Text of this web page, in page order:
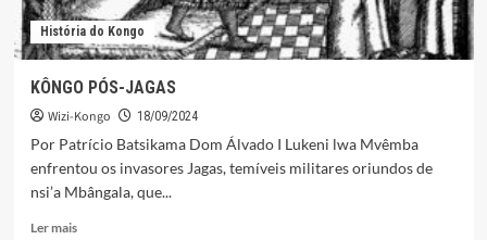
História do Kongo
KÔNGO PÓS-JAGAS
Wizi-Kongo 18/09/2024
Por Patrício Batsikama Dom Álvado I Lukeni lwa Mvêmba
enfrentou os invasores Jagas, temíveis militares oriundos de
nsi’a Mbângala, que...
Ler maisLeia